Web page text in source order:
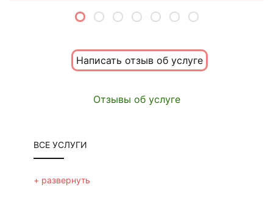
Написать отзыв об услуге
Отзывы об услуге
ВСЕ УСЛУГИ
ЛИЦО
+ развернуть